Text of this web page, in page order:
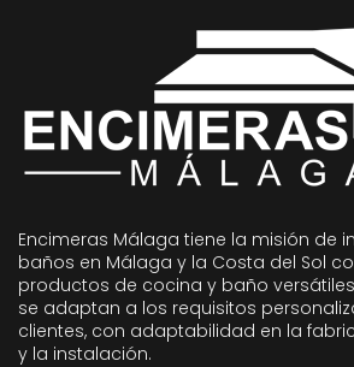
Encimeras Málaga tiene la misión de
baños en Málaga y la Costa del Sol
productos de cocina y baño
se adaptan a los requisitos
clientes, con adaptabilidad en la
y la instalación.